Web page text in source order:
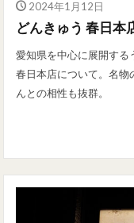
2024年1月12日
どんきゅう 春日本
愛知県を中心に展開する
春日本店について。名物
んとの相性も抜群。